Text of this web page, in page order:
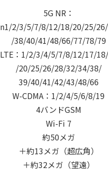
5G NR：
n1/2/3/5/7/8/12/18/20/25/
/38/40/41/48/66/77/78/79
LTE：1/2/3/4/5/7/8/12/17/
/20/25/26/28/32/34/38/
39/40/41/42/43/48/66
W-CDMA：1/2/4/5/6/8/19
4バンドGSM
Wi-Fi 7
約50メガ
＋約13メガ（超広角）
＋約32メガ（望遠）